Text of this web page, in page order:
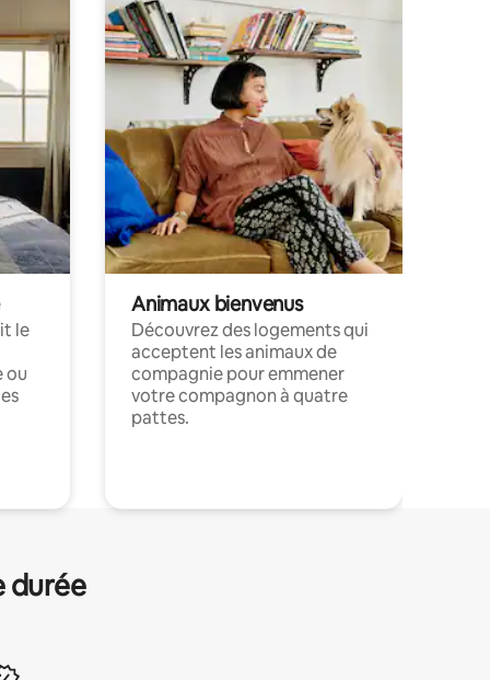
le
ou
Animaux bienvenus
Découvrez des logements qui
acceptent les animaux de
compagnie pour emmener
votre compagnon à quatre
pattes.
durée